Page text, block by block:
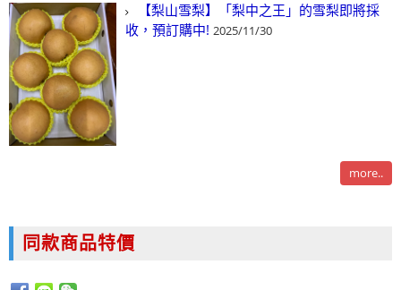
【梨山雪梨】「梨中之王」的雪梨即將採
收，預訂購中! 2025/11/30
more..
同款商品特價